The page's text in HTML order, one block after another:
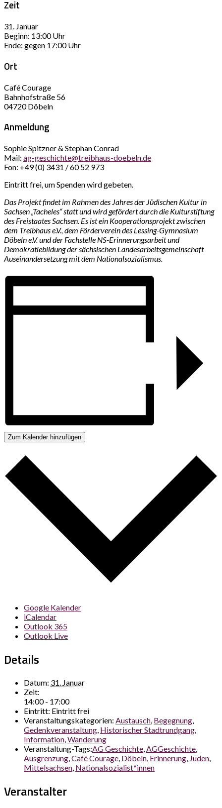
Zeit
31. Januar
Beginn: 13:00 Uhr
Ende: gegen 17:00 Uhr
Ort
Café Courage
Bahnhofstraße 56
04720 Döbeln
Anmeldung
Sophie Spitzner & Stephan Conrad
Mail: ag-geschichte@treibhaus-doebeln.de
Fon: +49 (0) 3431 / 60 52 973
Eintritt frei, um Spenden wird gebeten.
Das Projekt findet im Rahmen des Jahres der Jüdischen Kultur in
Sachsen „Tacheles“ statt und wird gefördert durch die Kulturstiftung
des Freistaates Sachsen. Es ist ein Kooperationsprojekt zwischen
dem Treibhaus e.V., dem Förderverein des Lessing-Gymnasium
Döbeln e.V. und der Fachstelle NS-Erinnerungsarbeit und
Demokratiebildung der sächsischen Landesarbeitsgemeinschaft
Auseinandersetzung mit dem Nationalsozialismus.
Zum Kalender hinzufügen
Google Kalender
iCalendar
Outlook 365
Outlook Live
Details
Datum: 31. Januar
Zeit:
14:00 - 17:00
Eintritt: Eintritt frei
Veranstaltungskategorien: Austausch, Begegnung,
Gedenkveranstaltung, Historischer Stadtrundgang,
Information,Wanderung
Veranstaltung-Tags:AG Geschichte,AGGeschichte,
Ausgrenzung,Café Courage, Döbeln, Erinnerung, Juden,
Mittelsachsen, Nationalsozialist*innen
Veranstalter